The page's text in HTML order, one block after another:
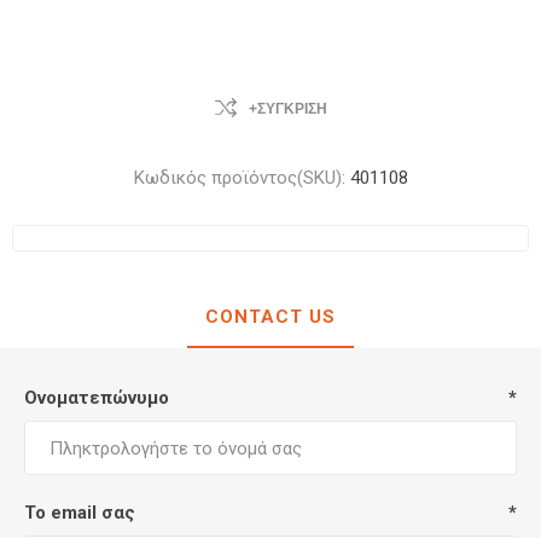
+ΣΎΓΚΡΙΣΗ
Κωδικός προϊόντος(SKU): 401108
CONTACT US
Ονοματεπώνυμο *
Το email σας *